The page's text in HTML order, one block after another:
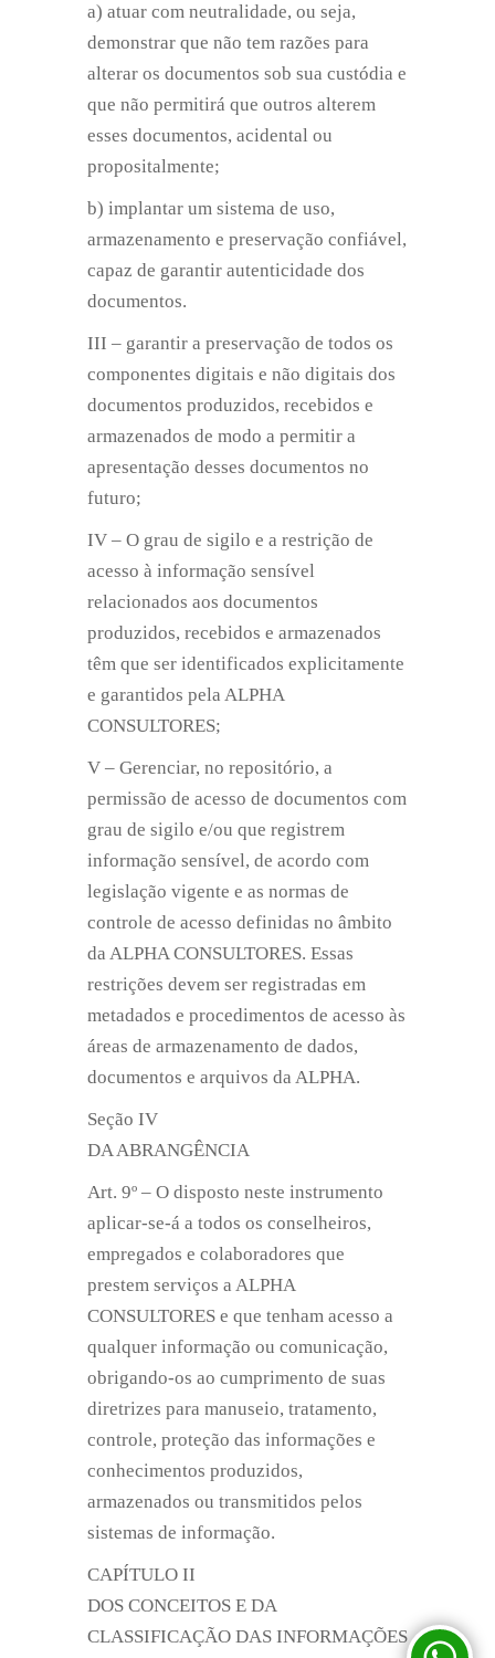
a) atuar com neutralidade, ou seja,
demonstrar que não tem razões para
alterar os documentos sob sua custódia e
que não permitirá que outros alterem
esses documentos, acidental ou
propositalmente;
b) implantar um sistema de uso,
armazenamento e preservação confiável,
capaz de garantir autenticidade dos
documentos.
III – garantir a preservação de todos os
componentes digitais e não digitais dos
documentos produzidos, recebidos e
armazenados de modo a permitir a
apresentação desses documentos no
futuro;
IV – O grau de sigilo e a restrição de
acesso à informação sensível
relacionados aos documentos
produzidos, recebidos e armazenados
têm que ser identificados explicitamente
e garantidos pela ALPHA
CONSULTORES;
V – Gerenciar, no repositório, a
permissão de acesso de documentos com
grau de sigilo e/ou que registrem
informação sensível, de acordo com
legislação vigente e as normas de
controle de acesso definidas no âmbito
da ALPHA CONSULTORES. Essas
restrições devem ser registradas em
metadados e procedimentos de acesso às
áreas de armazenamento de dados,
documentos e arquivos da ALPHA.
Seção IV
DA ABRANGÊNCIA
Art. 9º – O disposto neste instrumento
aplicar-se-á a todos os conselheiros,
empregados e colaboradores que
prestem serviços a ALPHA
CONSULTORES e que tenham acesso a
qualquer informação ou comunicação,
obrigando-os ao cumprimento de suas
diretrizes para manuseio, tratamento,
controle, proteção das informações e
conhecimentos produzidos,
armazenados ou transmitidos pelos
sistemas de informação.
CAPÍTULO II
DOS CONCEITOS E DA
CLASSIFICAÇÃO DAS INFORMAÇÕES